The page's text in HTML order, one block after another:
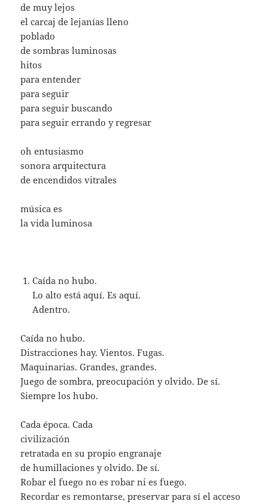
de muy lejos
el carcaj de lejanías lleno
poblado
de sombras luminosas
hitos
para entender
para seguir
para seguir buscando
para seguir errando y regresar
oh entusiasmo
sonora arquitectura
de encendidos vitrales
música es
la vida luminosa
Caída no hubo.
Lo alto está aquí. Es aquí.
Adentro.
Caída no hubo.
Distracciones hay. Vientos. Fugas.
Maquinarias. Grandes, grandes.
Juego de sombra, preocupación y olvido. De sí.
Siempre los hubo.
Cada época. Cada
civilización
retratada en su propio engranaje
de humillaciones y olvido. De sí.
Robar el fuego no es robar ni es fuego.
Recordar es remontarse, preservar para sí el acceso